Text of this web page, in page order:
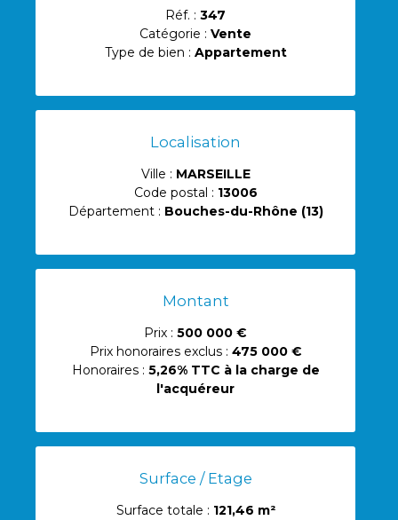
Réf. : 347
Catégorie : Vente
Type de bien : Appartement
Localisation
Ville : MARSEILLE
Code postal : 13006
Département : Bouches-du-Rhône (13)
Montant
Prix : 500 000 €
Prix honoraires exclus : 475 000 €
Honoraires : 5,26% TTC à la charge de
l'acquéreur
Surface / Etage
Surface totale : 121,46 m²